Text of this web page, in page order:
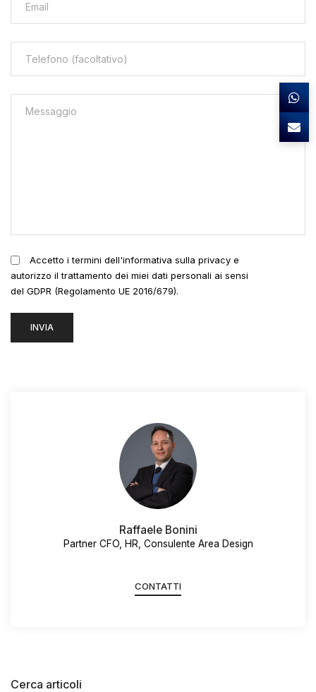
Accetto i termini dell'informativa sulla privacy e
autorizzo il trattamento dei miei dati personali ai sensi
del GDPR (Regolamento UE 2016/679).
Raffaele Bonini
Partner CFO, HR, Consulente Area Design
CONTATTI
Cerca articoli